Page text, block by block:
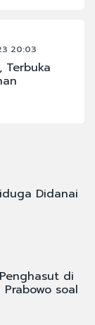
20:03
Terbuka
Didanai
di
soal